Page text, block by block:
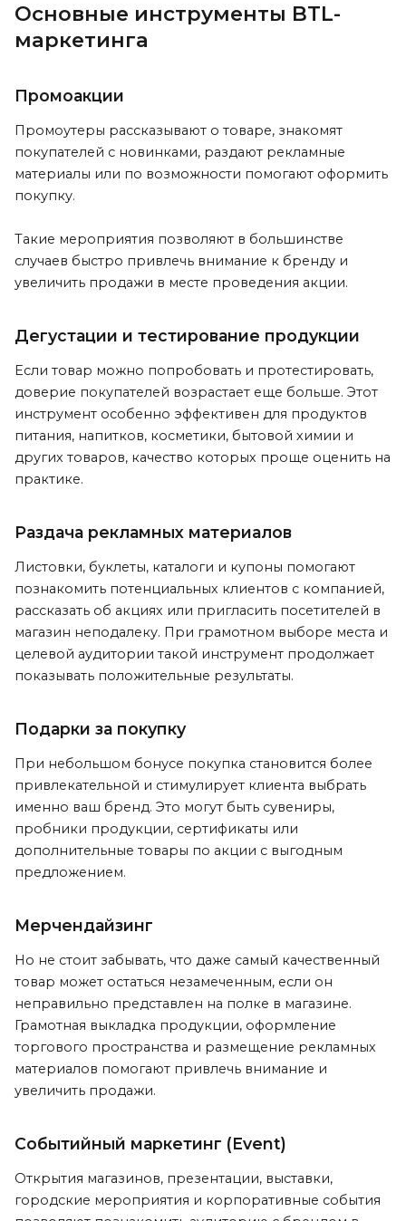
Основные инструменты BTL-
маркетинга
Промоакции
Промоутеры рассказывают о товаре, знакомят
покупателей с новинками, раздают рекламные
материалы или по возможности помогают оформить
покупку.
Такие мероприятия позволяют в большинстве
случаев быстро привлечь внимание к бренду и
увеличить продажи в месте проведения акции.
Дегустации и тестирование продукции
Если товар можно попробовать и протестировать,
доверие покупателей возрастает еще больше. Этот
инструмент особенно эффективен для продуктов
питания, напитков, косметики, бытовой химии и
других товаров, качество которых проще оценить на
практике.
Раздача рекламных материалов
Листовки, буклеты, каталоги и купоны помогают
познакомить потенциальных клиентов с компанией,
рассказать об акциях или пригласить посетителей в
магазин неподалеку. При грамотном выборе места и
целевой аудитории такой инструмент продолжает
показывать положительные результаты.
Подарки за покупку
При небольшом бонусе покупка становится более
привлекательной и стимулирует клиента выбрать
именно ваш бренд. Это могут быть сувениры,
пробники продукции, сертификаты или
дополнительные товары по акции с выгодным
предложением.
Мерчендайзинг
Но не стоит забывать, что даже самый качественный
товар может остаться незамеченным, если он
неправильно представлен на полке в магазине.
Грамотная выкладка продукции, оформление
торгового пространства и размещение рекламных
материалов помогают привлечь внимание и
увеличить продажи.
Событийный маркетинг (Event)
Открытия магазинов, презентации, выставки,
городские мероприятия и корпоративные события